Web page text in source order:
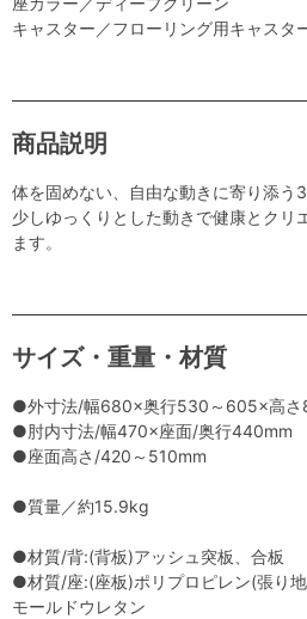
キャスター／フローリング用キャスタ
商品説明
体を固めない、自由な動きに寄り添う
少しゆっくりとした動きで健康とクリ
ます。
サイズ・重量・材質
●外寸法/幅680×奥行530～605×高さ
●肘内寸法/幅470×座面/奥行440mm
●座面高さ/420～510mm
●質量／約15.9kg
●材質/背:(背板)アッシュ突板、合板
●材質/座:(座板)ポリプロピレン(張り
モールドウレタン